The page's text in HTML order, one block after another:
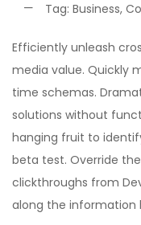
Tag: Business,
Efficiently unleash
media value. Quickly
time schemas.
solutions without
hanging fruit to
beta test. Override
clickthroughs from
along the information